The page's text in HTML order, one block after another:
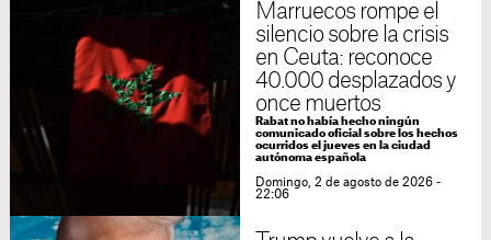
Marruecos rompe el
silencio sobre la crisis
en Ceuta: reconoce
40.000 desplazados y
once muertos
Rabat no había hecho ningún
comunicado oficial sobre los hechos
ocurridos el jueves en la ciudad
autónoma española
Domingo, 2 de agosto de 2026 -
22:06